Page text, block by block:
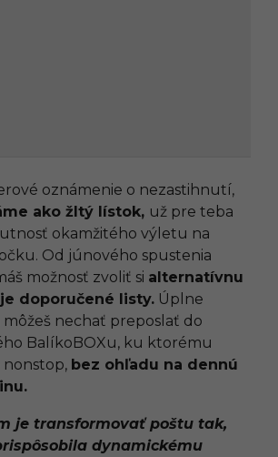
oznámenie o nezastihnutí,
ako žltý lístok, už pre teba
okamžitého výletu na
Od júnového spustenia
možnosť zvoliť si alternatívnu
doporučené listy. Úplne
môžeš nechať preposlať do
BalíkoBOXu, ku ktorému
bez ohľadu na dennú
je transformovať poštu tak,
dynamickému